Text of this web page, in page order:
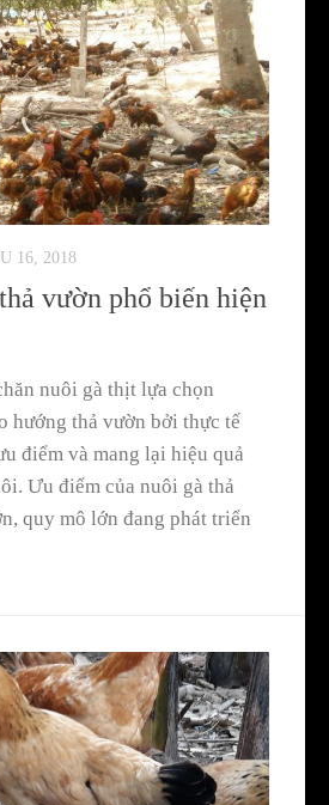
16, 2018
vườn phổ biến hiện
nuôi gà thịt lựa chọn
hướng thả vườn bởi thực tế
điểm và mang lại hiệu quả
Ưu điểm của nuôi gà thả
quy mô lớn đang phát triển